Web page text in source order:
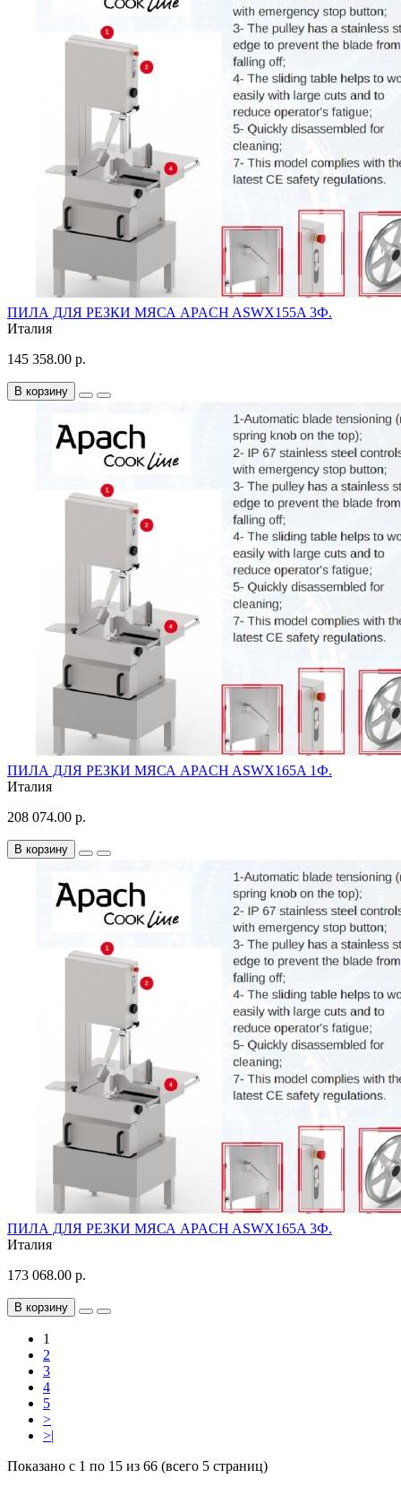
ПИЛА ДЛЯ РЕЗКИ МЯСА APACH ASWX155A 3Ф.
Италия
145 358.00 р.
В корзину
ПИЛА ДЛЯ РЕЗКИ МЯСА APACH ASWX165A 1Ф.
Италия
208 074.00 р.
В корзину
ПИЛА ДЛЯ РЕЗКИ МЯСА APACH ASWX165A 3Ф.
Италия
173 068.00 р.
В корзину
1
2
3
4
5
>
>|
Показано с 1 по 15 из 66 (всего 5 страниц)